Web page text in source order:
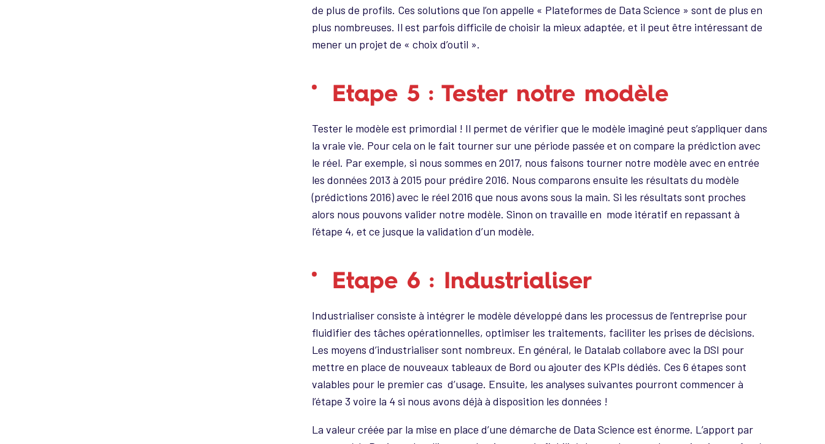
de plus de profils. Ces solutions que l’on appelle « Plateformes de Data Science » sont de plus en
plus nombreuses. Il est parfois difficile de choisir la mieux adaptée, et il peut être intéressant de
mener un projet de « choix d’outil ».
Etape 5 : Tester notre modèle
Tester le modèle est primordial ! Il permet de vérifier que le modèle imaginé peut s’appliquer dans
la vraie vie. Pour cela on le fait tourner sur une période passée et on compare la prédiction avec
le réel. Par exemple, si nous sommes en 2017, nous faisons tourner notre modèle avec en entrée
les données 2013 à 2015 pour prédire 2016. Nous comparons ensuite les résultats du modèle
(prédictions 2016) avec le réel 2016 que nous avons sous la main. Si les résultats sont proches
alors nous pouvons valider notre modèle. Sinon on travaille en mode itératif en repassant à
l’étape 4, et ce jusque la validation d’un modèle.
Etape 6 : Industrialiser
Industrialiser consiste à intégrer le modèle développé dans les processus de l’entreprise pour
fluidifier des tâches opérationnelles, optimiser les traitements, faciliter les prises de décisions.
Les moyens d’industrialiser sont nombreux. En général, le Datalab collabore avec la DSI pour
mettre en place de nouveaux tableaux de Bord ou ajouter des KPIs dédiés. Ces 6 étapes sont
valables pour le premier cas d’usage. Ensuite, les analyses suivantes pourront commencer à
l’étape 3 voire la 4 si nous avons déjà à disposition les données !
La valeur créée par la mise en place d’une démarche de Data Science est énorme. L’apport par